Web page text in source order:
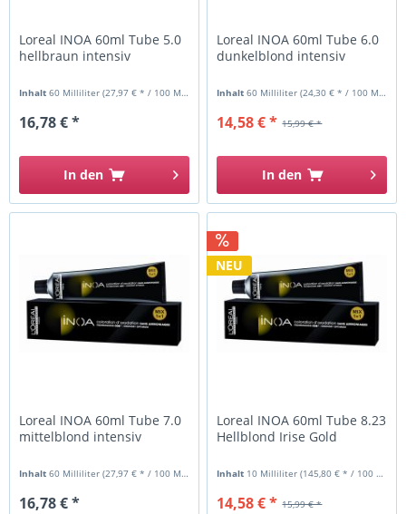
Loreal INOA 60ml Tube 5.0
hellbraun intensiv
Inhalt60 Milliliter(27,97 € * / 100 Milliliter)
16,78 € *
In den
Loreal INOA 60ml Tube 6.0
dunkelblond intensiv
Inhalt60 Milliliter(24,30 € * / 100 Milliliter)
15,99 € *
14,58 € *
In den
Loreal INOA 60ml Tube 7.0
mittelblond intensiv
Inhalt60 Milliliter(27,97 € * / 100 Milliliter)
16,78 € *
NEU
Loreal INOA 60ml Tube 8.23
Hellblond Irise Gold
Inhalt 10 Milliliter(145,80 € * / 100 Milliliter)
15,99 € *
14,58 € *